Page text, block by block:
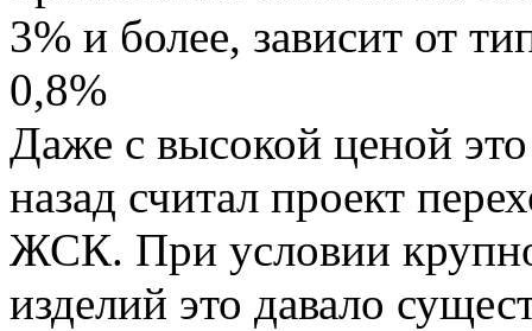
3% и более, зависит от
0,8%
Даже с высокой ценой
назад считал проект
ЖСК. При условии
изделий это давало